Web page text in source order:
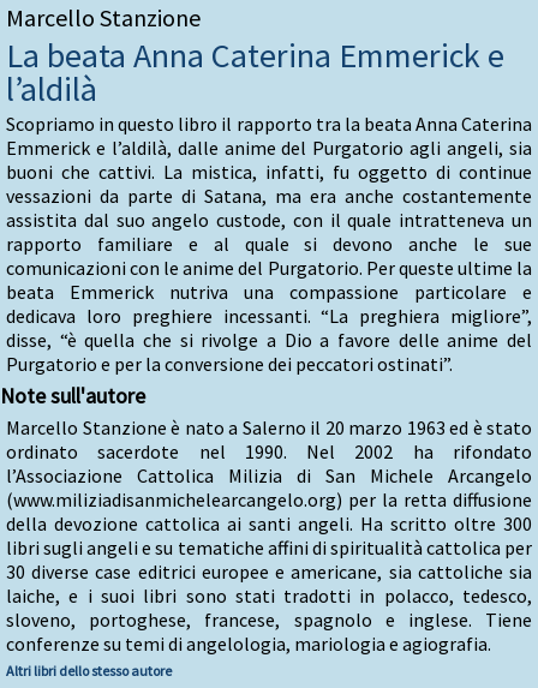
Marcello Stanzione
La beata Anna Caterina Emmerick e
l’aldilà
Scopriamo in questo libro il rapporto tra la beata Anna Caterina
Emmerick e l’aldilà, dalle anime del Purgatorio agli angeli, sia
buoni che cattivi. La mistica, infatti, fu oggetto di continue
vessazioni da parte di Satana, ma era anche costantemente
assistita dal suo angelo custode, con il quale intratteneva un
rapporto familiare e al quale si devono anche le sue
comunicazioni con le anime del Purgatorio. Per queste ultime la
beata Emmerick nutriva una compassione particolare e
dedicava loro preghiere incessanti. “La preghiera migliore”,
disse, “è quella che si rivolge a Dio a favore delle anime del
Purgatorio e per la conversione dei peccatori ostinati”.
Note sull'autore
Marcello Stanzione è nato a Salerno il 20 marzo 1963 ed è stato
ordinato sacerdote nel 1990. Nel 2002 ha rifondato
l’Associazione Cattolica Milizia di San Michele Arcangelo
(www.miliziadisanmichelearcangelo.org) per la retta diffusione
della devozione cattolica ai santi angeli. Ha scritto oltre 300
libri sugli angeli e su tematiche affini di spiritualità cattolica per
30 diverse case editrici europee e americane, sia cattoliche sia
laiche, e i suoi libri sono stati tradotti in polacco, tedesco,
sloveno, portoghese, francese, spagnolo e inglese. Tiene
conferenze su temi di angelologia, mariologia e agiografia.
Altri libri dello stesso autore